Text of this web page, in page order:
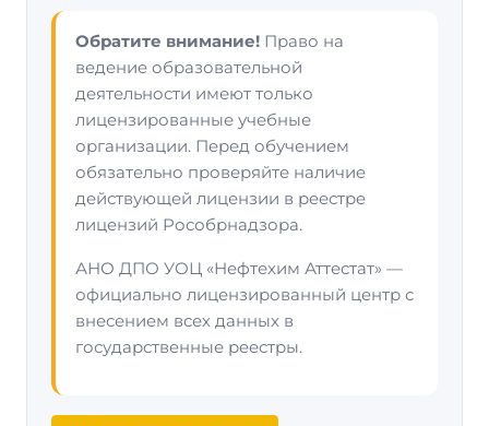
Обратите внимание! Право на
ведение образовательной
деятельности имеют только
лицензированные учебные
организации. Перед обучением
обязательно проверяйте наличие
действующей лицензии в реестре
лицензий Рособрнадзора.
АНО ДПО УОЦ «Нефтехим Аттестат» —
официально лицензированный центр с
внесением всех данных в
государственные реестры.